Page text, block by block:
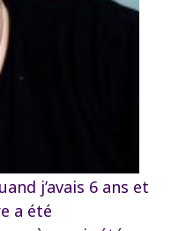
j’avais 6 ans et
a été